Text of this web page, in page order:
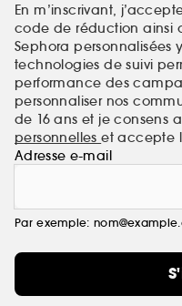
En m’inscrivant,
code de réduction ainsi
Sephora personnalisées
technologies de suivi
performance des
personnaliser nos
de 16 ans et je consens
personnelleset accepte
Adresse e-mail
Par exemple: